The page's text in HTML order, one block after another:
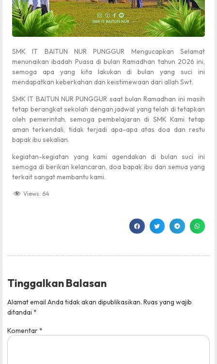
SMK IT BAITUN NUR PUNGGUR Mengucapkan Selamat
menunaikan ibadah Puasa di bulan Ramadhan tahun 2026 ini,
semoga apa yang kita lakukan di bulan yang suci ini
mendapatkan keberkahan dan keistimewaan dari allah Swt.
SMK IT BAITUN NUR PUNGGUR saat bulan Ramadhan ini masih
tetap berangkat sekolah dengan jadwal yang telah di tetapkan
oleh pemerintah, semoga pembelajaran di SMK Kami tetap
aman terkendali, tidak terjadi apa-apa atas doa dan restu
bapak ibu sekalian.
kegiatan-kegiatan yang kami agendakan di bulan suci ini
semoga di berikan kelancaran, doa bapak ibu dan semua yang
terkait sangat membantu kami.
Views: 64
Tinggalkan Balasan
Alamat email Anda tidak akan dipublikasikan. Ruas yang wajib
ditandai *
Komentar*